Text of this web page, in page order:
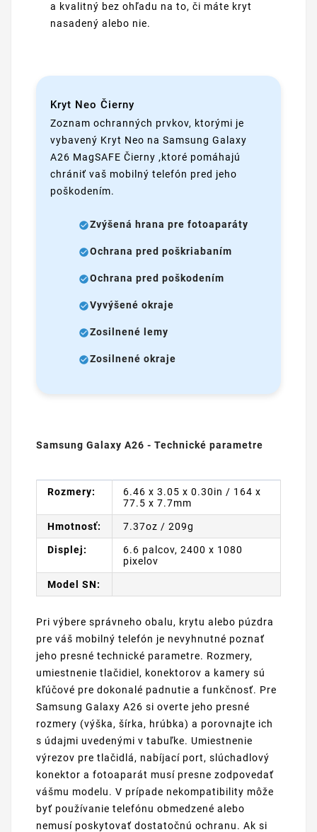
a kvalitný bez ohľadu na to, či máte kryt
nasadený alebo nie.
Kryt Neo Čierny
Zoznam ochranných prvkov, ktorými je
vybavený Kryt Neo na Samsung Galaxy
A26 MagSAFE Čierny ,ktoré pomáhajú
chrániť vaš mobilný telefón pred jeho
poškodením.
Zvýšená hrana pre fotoaparáty
Ochrana pred poškriabaním
Ochrana pred poškodením
Vyvýšené okraje
Zosilnené lemy
Zosilnené okraje
Samsung Galaxy A26 - Technické parametre
Rozmery:
6.46 x 3.05 x 0.30in / 164 x
77.5 x 7.7mm
Hmotnosť: 7.37oz / 209g
Displej:
6.6 palcov, 2400 x 1080
pixelov
Model SN:
Pri výbere správneho obalu, krytu alebo púzdra
pre váš mobilný telefón je nevyhnutné poznať
jeho presné technické parametre. Rozmery,
umiestnenie tlačidiel, konektorov a kamery sú
kľúčové pre dokonalé padnutie a funkčnosť. Pre
Samsung Galaxy A26 si overte jeho presné
rozmery (výška, šírka, hrúbka) a porovnajte ich
s údajmi uvedenými v tabuľke. Umiestnenie
výrezov pre tlačidlá, nabíjací port, slúchadlový
konektor a fotoaparát musí presne zodpovedať
vášmu modelu. V prípade nekompatibility môže
byť používanie telefónu obmedzené alebo
nemusí poskytovať dostatočnú ochranu. Ak si